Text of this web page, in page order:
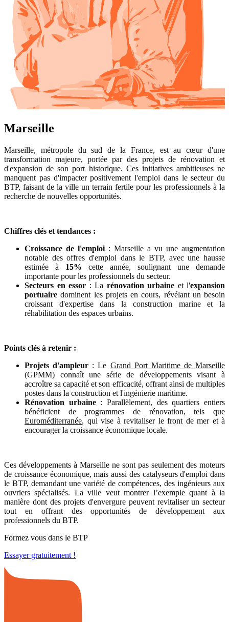
Marseille
Marseille, métropole du sud de la France, est au cœur d'une
transformation majeure, portée par des projets de rénovation et
d'expansion de son port historique. Ces initiatives ambitieuses ne
manquent pas d'impacter positivement l'emploi dans le secteur du
BTP, faisant de la ville un terrain fertile pour les professionnels à la
recherche de nouvelles opportunités.
Chiffres clés et tendances :
Croissance de l'emploi : Marseille a vu une augmentation
notable des offres d'emploi dans le BTP, avec une hausse
estimée à 15% cette année, soulignant une demande
importante pour les professionnels du secteur.
Secteurs en essor : La rénovation urbaine et l'expansion
portuaire dominent les projets en cours, révélant un besoin
croissant d'expertise dans la construction marine et la
réhabilitation des espaces urbains.
Points clés à retenir :
Projets d'ampleur : Le Grand Port Maritime de Marseille
(GPMM) connaît une série de développements visant à
accroître sa capacité et son efficacité, offrant ainsi de multiples
postes dans la construction et l'ingénierie maritime.
Rénovation urbaine: Parallèlement, des quartiers entiers
bénéficient de programmes de rénovation, tels que
Euroméditerranée, qui vise à revitaliser le front de mer et à
encourager la croissance économique locale.
Ces développements à Marseille ne sont pas seulement des moteurs
de croissance économique, mais aussi des catalyseurs d'emploi dans
le BTP, demandant une variété de compétences, des ingénieurs aux
ouvriers spécialisés. La ville veut montrer l’exemple quant à la
manière dont des projets d'envergure peuvent revitaliser un secteur
tout en offrant des opportunités de développement aux
professionnels du BTP.
Formez vous dans le BTP
Essayer gratuitement !